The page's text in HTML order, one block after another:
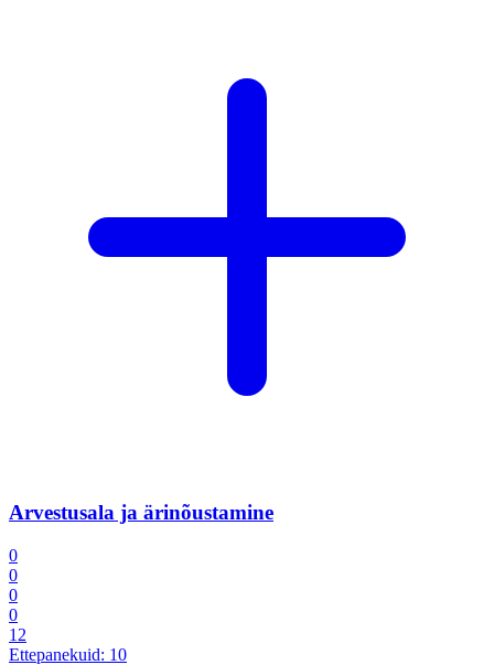
Arvestusala ja ärinõustamine
0
0
0
0
12
Ettepanekuid: 10